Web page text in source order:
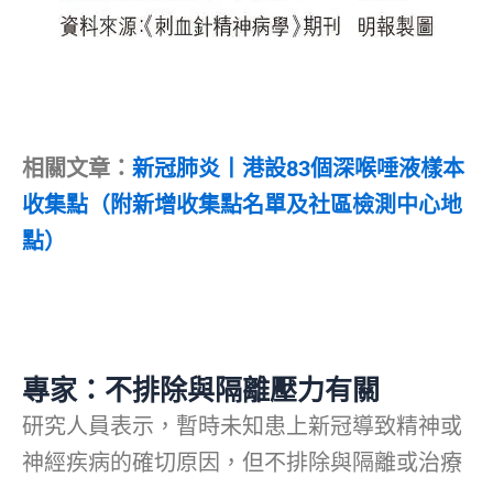
相關文章： 新冠肺炎丨港設83個深喉唾液樣本
收集點（附新增收集點名單及社區檢測中心地
點）
專家：不排除與隔離壓力有關
研究人員表示，暫時未知患上新冠導致精神或
神經疾病的確切原因，但不排除與隔離或治療